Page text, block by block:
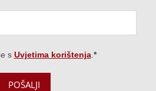
s Uvjetima korištenja.
POŠALJI